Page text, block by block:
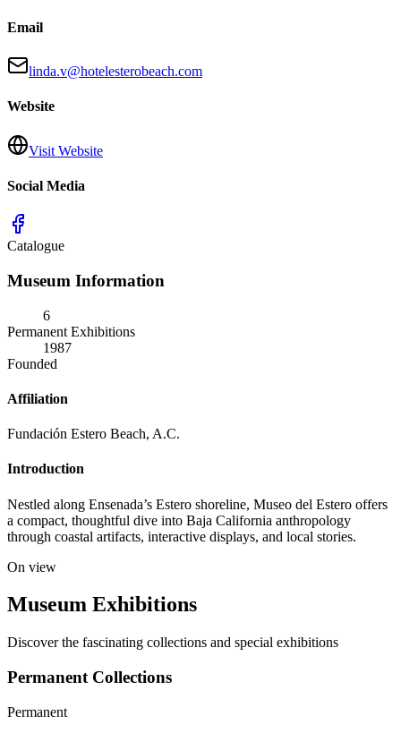
Email
linda.v@hotelesterobeach.com
Website
Visit Website
Social Media
Catalogue
Museum Information
6
Permanent Exhibitions
1987
Founded
Affiliation
Fundación Estero Beach, A.C.
Introduction
Nestled along Ensenada’s Estero shoreline, Museo del Estero offers
a compact, thoughtful dive into Baja California anthropology
through coastal artifacts, interactive displays, and local stories.
On view
Museum Exhibitions
Discover the fascinating collections and special exhibitions
Permanent Collections
Permanent